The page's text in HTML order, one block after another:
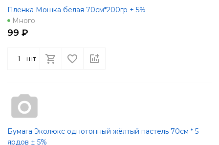
Пленка Мошка белая 70см*200гр ± 5%
Много
99 ₽
шт
Бумага Эколюкс однотонный жёлтый пастель 70см * 5
ярдов ± 5%